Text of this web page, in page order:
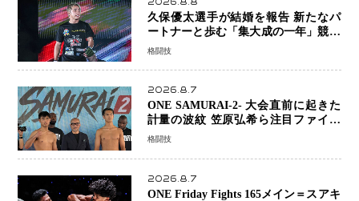
久保優太選手が結婚を報告 新たなパ
ートナーと歩む「集大成の一年」競技
生活を支える存在に感謝
格闘技
2026.8.7
ONE SAMURAI-2- 大会直前に起きた
計量の波紋 笠原弘希ら注目ファイタ
ーは契約体重で決戦へ、山本歩夢と平
格闘技
2026.8.7
ONE Friday Fights 165メイン＝スアキ